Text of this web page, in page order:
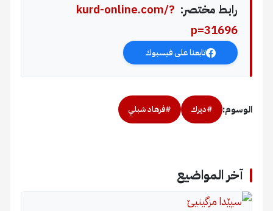
رابط مختصر: kurd-online.com/?
p=31696
تابعنا على فيسبوك
الوسوم: #ديرك #فرهاد شبلي
آخر المواضيع